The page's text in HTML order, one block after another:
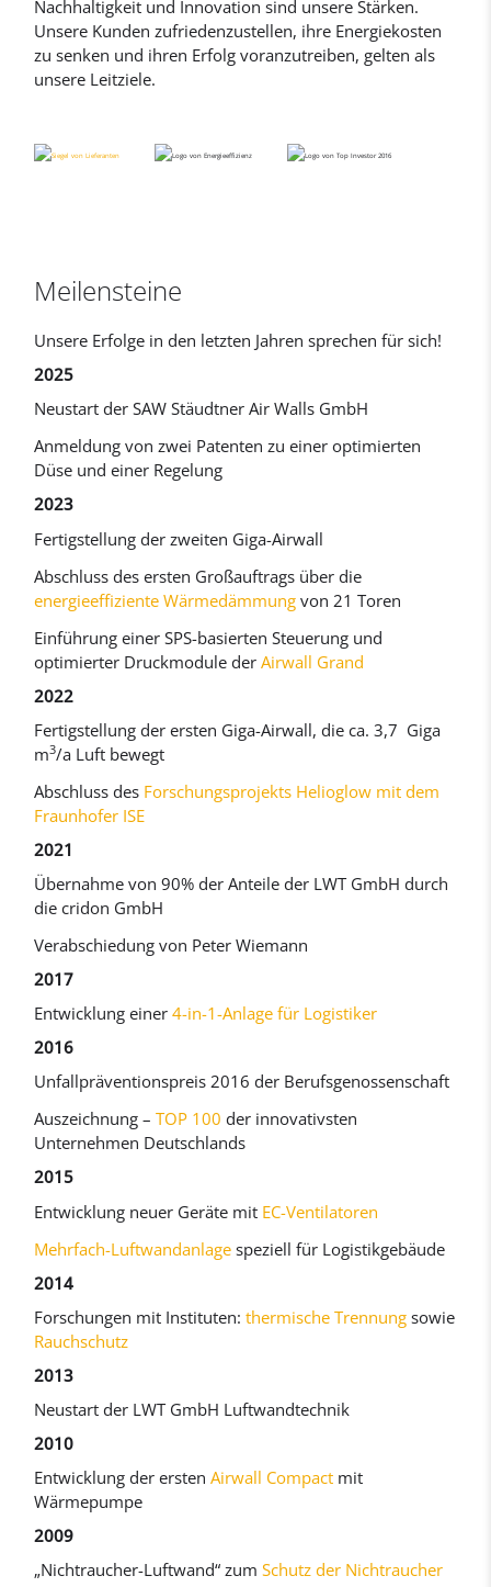
Nachhaltigkeit und Innovation sind unsere Stärken.
Unsere Kunden zufriedenzustellen, ihre Energiekosten
zu senken und ihren Erfolg voranzutreiben, gelten als
unsere Leitziele.
Meilensteine
Unsere Erfolge in den letzten Jahren sprechen für sich!
2025
Neustart der SAW Stäudtner Air Walls GmbH
Anmeldung von zwei Patenten zu einer optimierten
Düse und einer Regelung
2023
Fertigstellung der zweiten Giga-Airwall
Abschluss des ersten Großauftrags über die
energieeffiziente Wärmedämmung von 21 Toren
Einführung einer SPS-basierten Steuerung und
optimierter Druckmodule derAirwall Grand
2022
Fertigstellung der ersten Giga-Airwall, die ca. 3,7 Giga
m3/a Luft bewegt
Abschluss des Forschungsprojekts Helioglow mit dem
Fraunhofer ISE
2021
Übernahme von 90% der Anteile der LWT GmbH durch
die cridon GmbH
Verabschiedung von Peter Wiemann
2017
Entwicklung einer4-in-1-Anlage für Logistiker
2016
Unfallpräventionspreis 2016 der Berufsgenossenschaft
Auszeichnung –TOP 100 der innovativsten
Unternehmen Deutschlands
2015
Entwicklung neuer Geräte mit EC-Ventilatoren
Mehrfach-Luftwandanlage speziell für Logistikgebäude
2014
Forschungen mit Instituten:thermische Trennung sowie
Rauchschutz
2013
Neustart der LWT GmbH Luftwandtechnik
2010
Entwicklung der erstenAirwall Compact mit
Wärmepumpe
2009
„Nichtraucher-Luftwand“ zumSchutz der Nichtraucher